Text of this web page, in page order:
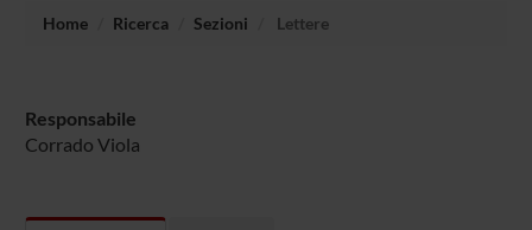
Home Ricerca Sezioni Lettere
Responsabile
Corrado Viola